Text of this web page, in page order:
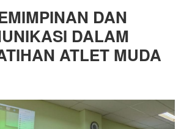
CONJUNCTION
WITH
3RD
COIS
2021
DAN
DALAM
ATLET MUDA